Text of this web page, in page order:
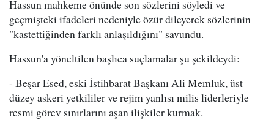
Hassun mahkeme önünde son sözlerini söyledi ve
geçmişteki ifadeleri nedeniyle özür dileyerek sözlerinin
"kastettiğinden farklı anlaşıldığını" savundu.
Hassun'a yöneltilen başlıca suçlamalar şu şekildeydi:
- Beşar Esed, eski İstihbarat Başkanı Ali Memluk, üst
düzey askeri yetkililer ve rejim yanlısı milis liderleriyle
resmi görev sınırlarını aşan ilişkiler kurmak.